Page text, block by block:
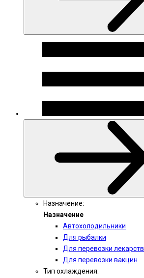
Назначение:
Назначение
Автохолодильники
Для рыбалки
Для перевозки лекарств
Для перевозки вакцин
Тип охлаждения: